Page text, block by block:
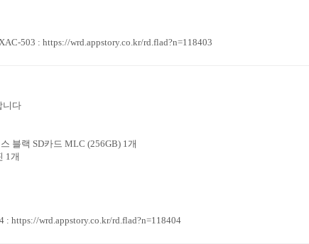
503 : https://wrd.appstory.co.kr/rd.flad?n=118403
니다
블랙 SD카드 MLC (256GB) 1개
1개
: https://wrd.appstory.co.kr/rd.flad?n=118404